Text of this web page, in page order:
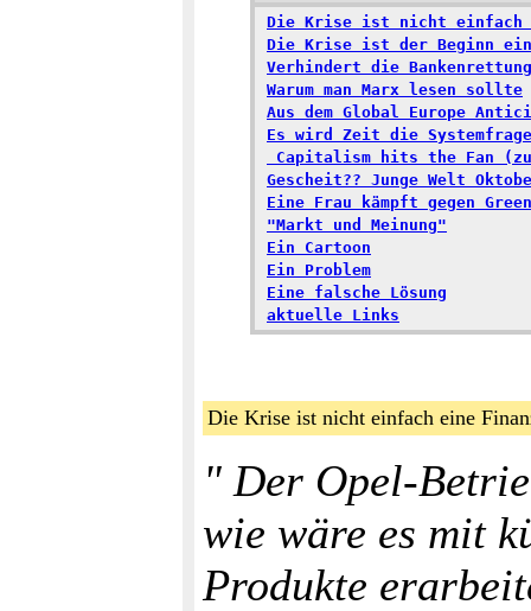
Die Krise ist nicht einfach
Die Krise ist der Beginn
Verhindert die
Warum man Marx lesen sollte
Aus dem Global Europe
Es wird Zeit die
Capitalism hits the Fan
Gescheit?? Junge Welt
Eine Frau kämpft gegen
"Markt und Meinung"
Ein Cartoon
Ein Problem
Eine falsche Lösung
aktuelle Links
Die Krise ist nicht einfach eine
" Der Opel-
wie wäre es mit
Produkte